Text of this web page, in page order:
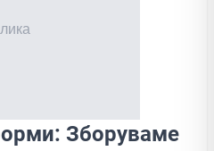
Зборуваме